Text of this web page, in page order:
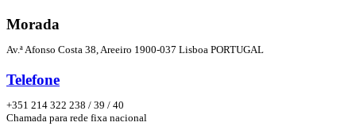
Morada
Av.ª Afonso Costa 38, Areeiro 1900-037 Lisboa PORTUGAL
Telefone
+351 214 322 238 / 39 / 40
Chamada para rede fixa nacional